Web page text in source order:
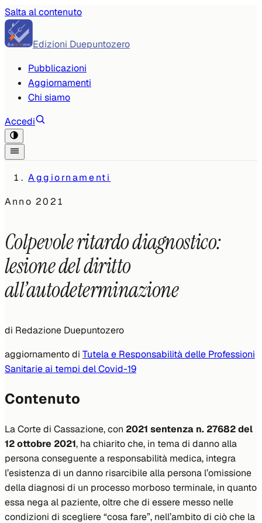
Salta al contenuto
Edizioni Duepuntozero
Pubblicazioni
Aggiornamenti
Chi siamo
Accedi
Aggiornamenti
Anno2021
Colpevole ritardo diagnostico:
lesione del diritto
all’autodeterminazione
di Redazione Duepuntozero
aggiornamento di Tutela e Responsabilità delle Professioni
Sanitarie ai tempi del Covid-19
Contenuto
La Corte di Cassazione, con 2021 sentenza n. 27682 del
12 ottobre 2021, ha chiarito che, in tema di danno alla
persona conseguente a responsabilità medica, integra
l’esistenza di un danno risarcibile alla persona l’omissione
della diagnosi di un processo morboso terminale, in quanto
essa nega al paziente, oltre che di essere messo nelle
condizioni di scegliere “cosa fare”, nell’ambito di ciò che la